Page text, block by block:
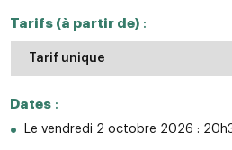
Tarifs (à partir de):
Tarif unique
Dates:
Le vendredi 2 octobre 2026 :